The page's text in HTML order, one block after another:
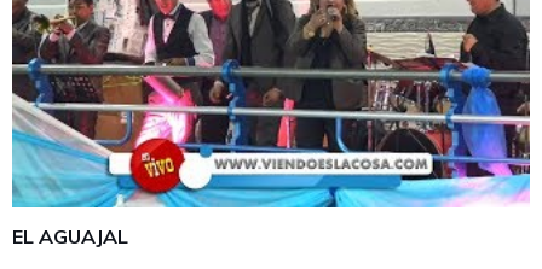
EL AGUAJAL